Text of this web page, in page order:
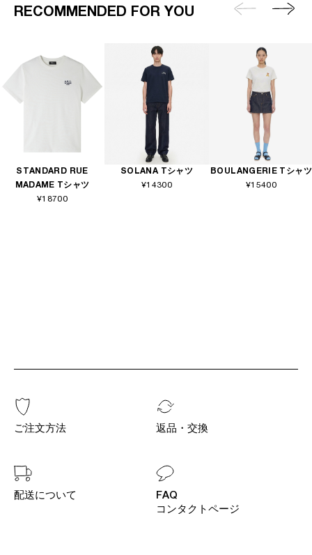
RECOMMENDED FOR YOU
STANDARD RUE
MADAME Tシャツ
¥18700
SOLANA Tシャツ
¥14300
BOULANGERIE Tシャツ
¥15400
ご注文方法 返品・交換
配送について
FAQ
コンタクトページ